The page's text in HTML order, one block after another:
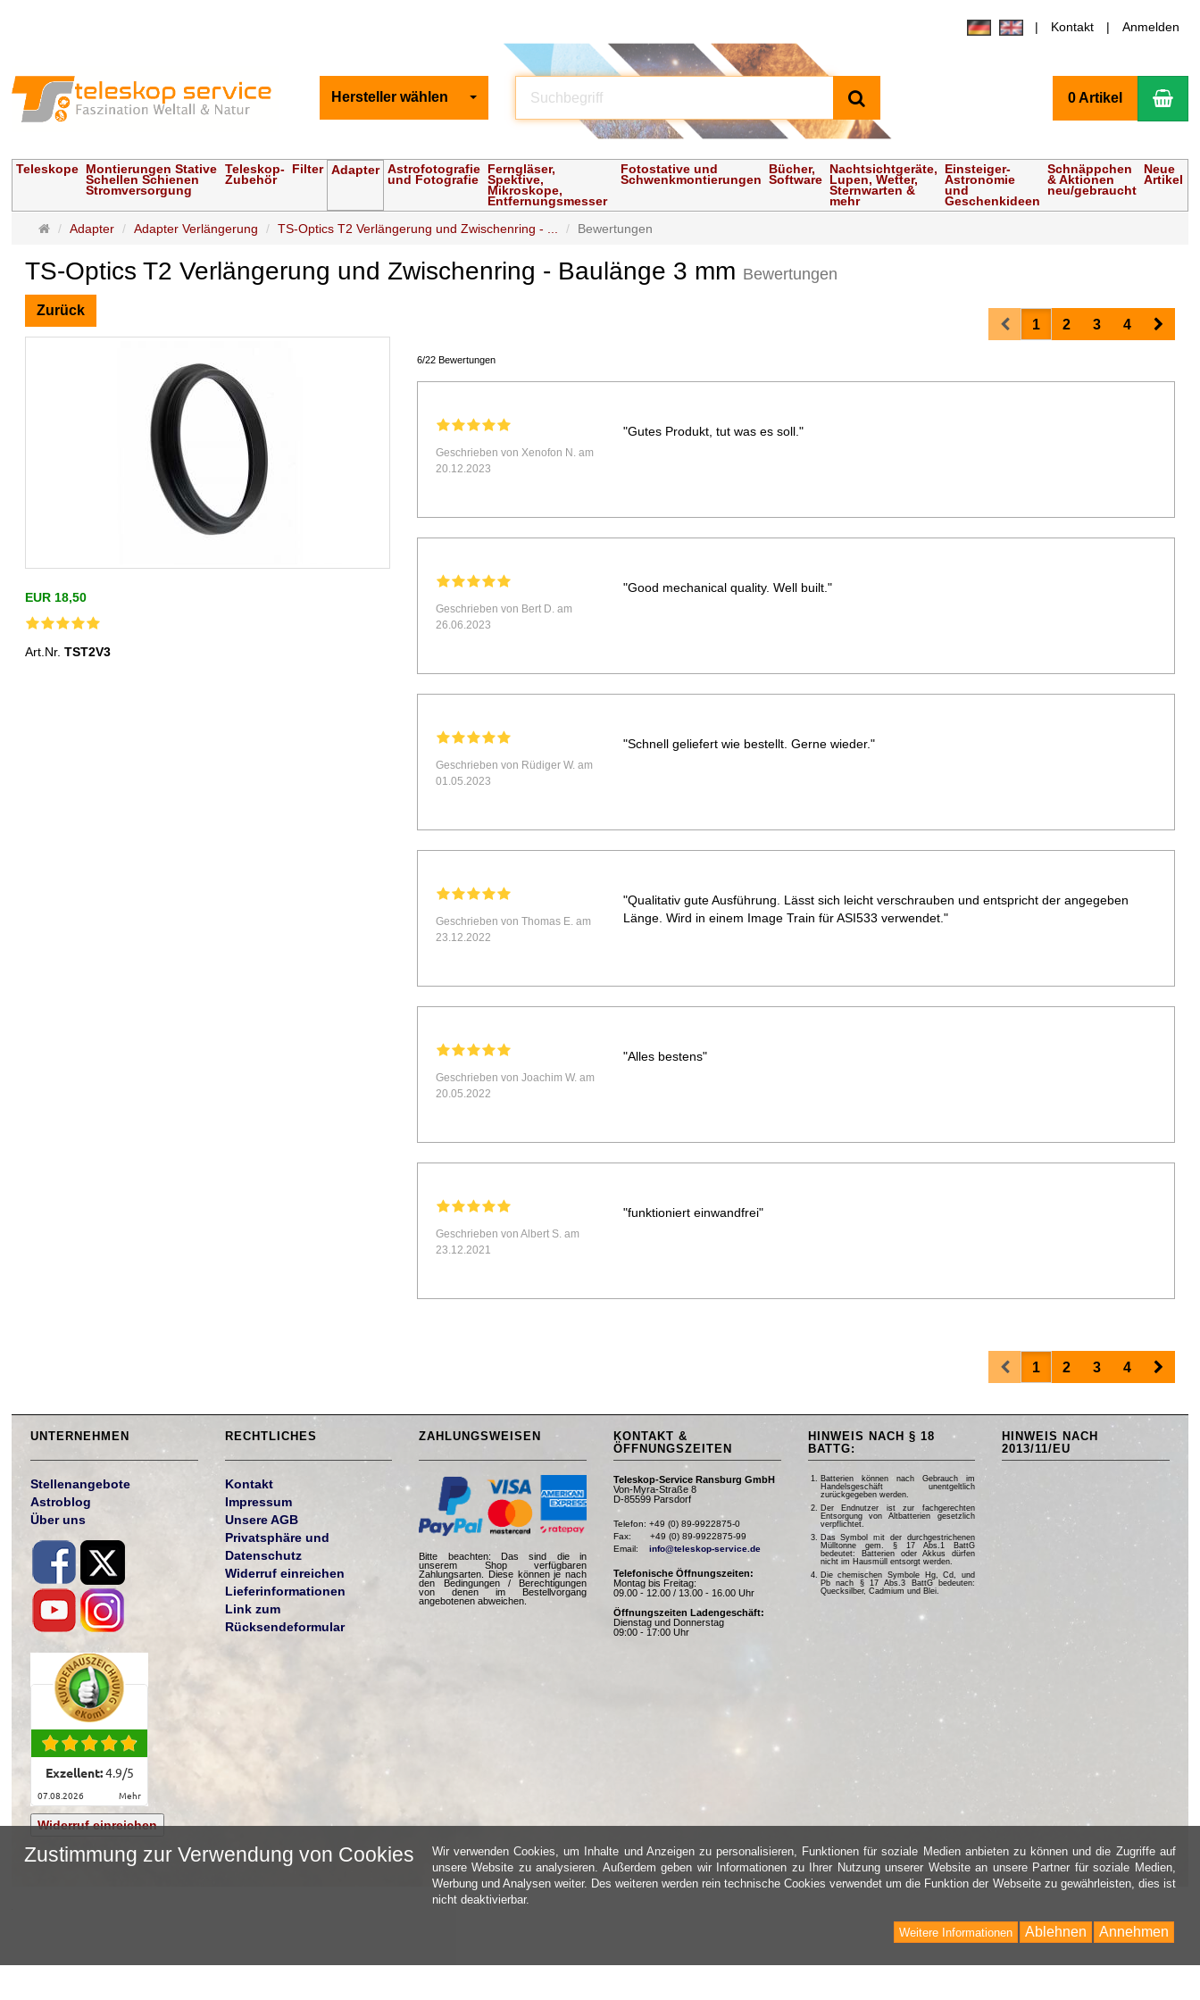
Kontakt Anmelden
Hersteller wählen 0 Artikel
Teleskope Montierungen Stative
Schellen Schienen
Stromversorgung
Teleskop-
Zubehör
Filter Adapter Astrofotografie
und Fotografie
Ferngläser,
Spektive,
Mikroskope,
Entfernungsmesser
Fotostative und
Schwenkmontierungen
Bücher,
Software
Nachtsichtgeräte,
Lupen, Wetter,
Sternwarten &
mehr
Einsteiger-
Astronomie
und
Geschenkideen
Schnäppchen
& Aktionen
neu/gebraucht
Neue
Artikel
Startseite
Adapter Adapter Verlängerung TS-Optics T2 Verlängerung und Zwischenring - ... Bewertungen
TS-Optics T2 Verlängerung und Zwischenring - Baulänge 3 mm Bewertungen
Zurück
EUR 18,50
Art.Nr.TST2V3
Prev1 2 3 4 Next
6/22 Bewertungen
Geschrieben von Xenofon N. am
20.12.2023
"Gutes Produkt, tut was es soll."
Geschrieben von Bert D. am
26.06.2023
"Good mechanical quality. Well built."
Geschrieben von Rüdiger W. am
01.05.2023
"Schnell geliefert wie bestellt. Gerne wieder."
Geschrieben von Thomas E. am
23.12.2022
"Qualitativ gute Ausführung. Lässt sich leicht verschrauben und entspricht der angegeben
Länge. Wird in einem Image Train für ASI533 verwendet."
Geschrieben von Joachim W. am
20.05.2022
"Alles bestens"
Geschrieben von Albert S. am
23.12.2021
"funktioniert einwandfrei"
Prev1 2 3 4 Next
UNTERNEHMEN
Stellenangebote
Astroblog
Über uns
Exzellent:4.9/5
07.08.2026 mehr
Widerruf einreichen
RECHTLICHES
Kontakt
Impressum
Unsere AGB
Privatsphäre und
Datenschutz
Widerruf einreichen
Lieferinformationen
Link zum
Rücksendeformular
ZAHLUNGSWEISEN
Bitte beachten: Das sind die in
unserem Shop verfügbaren
Zahlungsarten. Diese können je nach
den Bedingungen / Berechtigungen
von denen im Bestellvorgang
angebotenen abweichen.
KONTAKT &
ÖFFNUNGSZEITEN
Teleskop-Service Ransburg GmbH
Von-Myra-Straße 8
D-85599 Parsdorf
Telefon: +49 (0) 89-9922875-0
Fax:       +49 (0) 89-9922875-99
Email: info@teleskop-service.de
Telefonische Öffnungszeiten:
Montag bis Freitag:
09.00 - 12.00 / 13.00 - 16.00 Uhr
Öffnungszeiten Ladengeschäft:
Dienstag und Donnerstag
09:00 - 17:00 Uhr
HINWEIS NACH § 18
BATTG:
Batterien können nach Gebrauch im
Handelsgeschäft unentgeltlich
zurückgegeben werden.
Der Endnutzer ist zur fachgerechten
Entsorgung von Altbatterien gesetzlich
verpflichtet.
Das Symbol mit der durchgestrichenen
Mülltonne gem. § 17 Abs.1 BattG
bedeutet: Batterien oder Akkus dürfen
nicht im Hausmüll entsorgt werden.
Die chemischen Symbole Hg, Cd, und
Pb nach § 17 Abs.3 BattG bedeuten:
Quecksilber, Cadmium und Blei.
HINWEIS NACH
2013/11/EU
Zustimmung zur Verwendung von Cookies
Wir verwenden Cookies, um Inhalte und Anzeigen zu personalisieren, Funktionen für soziale Medien anbieten zu können und die Zugriffe auf
unsere Website zu analysieren. Außerdem geben wir Informationen zu Ihrer Nutzung unserer Website an unsere Partner für soziale Medien,
Werbung und Analysen weiter. Des weiteren werden rein technische Cookies verwendet um die Funktion der Webseite zu gewährleisten, dies ist
nicht deaktivierbar.
Annehmen
Ablehnen
Weitere Informationen